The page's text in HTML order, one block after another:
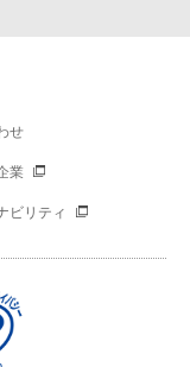
せ
業
ビリティ